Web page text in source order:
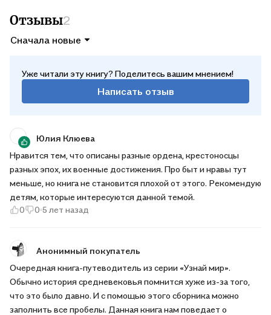
Отзывы2
Сначала новые
Уже читали эту книгу? Поделитесь вашим мнением!
Написать отзыв
Юлия Клюева
Нравится тем, что описаны разные ордена, крестоносцы
разных эпох, их военные достижения. Про быт и нравы тут
меньше, но книга не становится плохой от этого. Рекомендую
детям, которые интересуются данной темой.
0
0 5 лет назад
Анонимный покупатель
Очередная книга-путеводитель из серии «Узнай мир».
Обычно история средневековья помнится хуже из-за того,
что это было давно. И с помощью этого сборника можно
заполнить все пробелы. Данная книга нам поведает о